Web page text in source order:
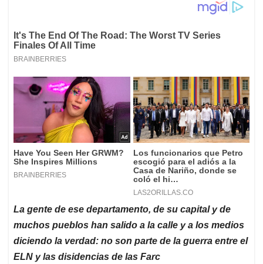
La gente de ese departamento, de su capital y de
muchos pueblos han salido a la calle y a los medios
diciendo la verdad: no son parte de la guerra entre el
ELN y las disidencias de las Farc